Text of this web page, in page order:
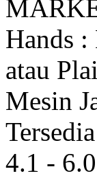
Hands
atau
Mesin
4.1 -